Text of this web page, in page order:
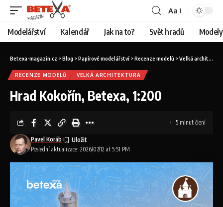
Aa
Modelářství Kalendář Jak na to? Svět hradů
Betexa-magazin.cz >Blog >Papírové modelářství >Recenze modelů >Velká architektura
RECENZE MODELŮ VELKÁ ARCHITEKTURA
Hrad Kokořín, Betexa, 1:200
Poslední aktualizace: 2026/07/12 at 5:51 PM
Pavel Koráb
5 minut člení